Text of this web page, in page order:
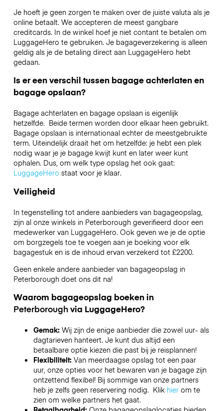
Je hoeft je geen zorgen te maken over de juiste valuta als je
online betaalt. We accepteren de meest gangbare
creditcards. In de winkel hoef je niet contant te betalen om
LuggageHero te gebruiken. Je bagageverzekering is alleen
geldig als je de betaling direct aan LuggageHero hebt
gedaan.
Is er een verschil tussen bagage achterlaten en
bagage opslaan?
Bagage achterlaten en bagage opslaan is eigenlijk
hetzelfde. Beide termen worden door elkaar heen gebruikt.
Bagage opslaan is internationaal echter de meestgebruikte
term. Uiteindelijk draait het om hetzelfde: je hebt een plek
nodig waar je je bagage kwijt kunt en later weer kunt
ophalen. Dus, om welk type opslag het ook gaat:
LuggageHero staat voor je klaar.
Veiligheid
In tegenstelling tot andere aanbieders van bagageopslag,
zijn al onze winkels in Peterboroughgeverifieerd door een
medewerker van LuggageHero. Ook geven we je de optie
om borgzegels toe te voegen aan je boeking voor elk
bagagestuk en is de inhoud ervan verzekerd tot £2200.
Geen enkele andere aanbieder van bagageopslag in
Peterboroughdoet ons dit na!
Waarom bagageopslag boeken in
Peterboroughvia LuggageHero?
Gemak: Wij zijn de enige aanbieder die zowel uur- als
dagtarieven hanteert. Je kunt dus altijd een
betaalbare optie kiezen die past bij je reisplannen!
Flexibiliteit: Van meerdaagse opslag tot een paar
uur, onze opties voor het bewaren van je bagage zijn
ontzettend flexibel! Bij sommige van onze partners
heb je zelfs geen reservering nodig. Klik hierom te
zien om welke partners het gaat.